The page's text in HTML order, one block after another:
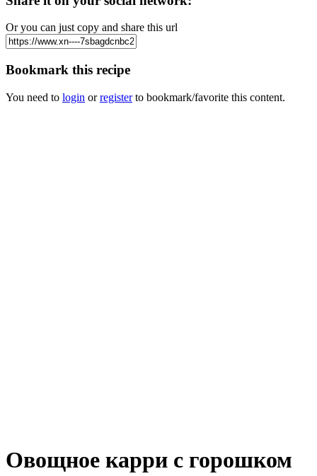
Or you can just copy and share this url
Bookmark this recipe
You need to login orregisterto bookmark/favorite this content.
Овощное карри с горошком